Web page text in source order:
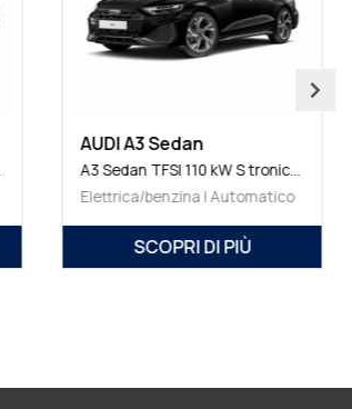
AUDI A3 Sedan
Elettrica/benzina | Automatico
SCOPRI DI PIÙ